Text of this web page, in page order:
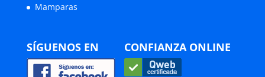
Mamparas
SÍGUENOS EN CONFIANZA ONLINE